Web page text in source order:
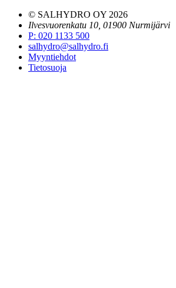
© SALHYDRO OY 2026
Ilvesvuorenkatu 10, 01900 Nurmijärvi
P: 020 1133 500
salhydro@salhydro.fi
Myyntiehdot
Tietosuoja